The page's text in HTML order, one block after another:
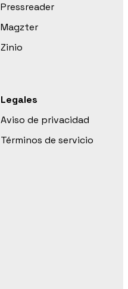
Pressreader
Magzter
Zinio
Legales
Aviso de privacidad
Términos de servicio